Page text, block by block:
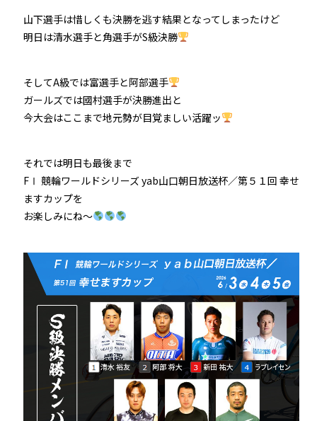
山下選手は惜しくも決勝を逃す結果となってしまったけど
明日は清水選手と角選手がS級決勝
そしてA級では富選手と阿部選手
ガールズでは國村選手が決勝進出と
今大会はここまで地元勢が目覚ましい活躍ッ
それでは明日も最後まで
FⅠ 競輪ワールドシリーズ yab山口朝日放送杯／第５１回 幸せ
ますカップを
お楽しみにね～